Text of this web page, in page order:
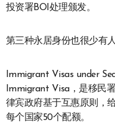
投资署BOI处理颁发。
第三种永居身份也很少有
Immigrant Visas under
Immigrant Visa，是移民
律宾政府基于互惠原则，
每个国家50个配额。